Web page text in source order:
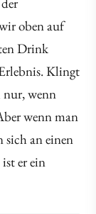
oben auf
Drink
Klingt
nur, wenn
wenn man
sich an einen
er ein